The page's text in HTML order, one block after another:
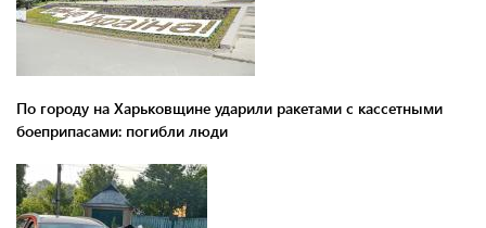
По городу на Харьковщине ударили ракетами с кассетными
боеприпасами: погибли люди